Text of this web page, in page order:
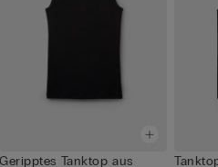
Geripptes Tanktop aus